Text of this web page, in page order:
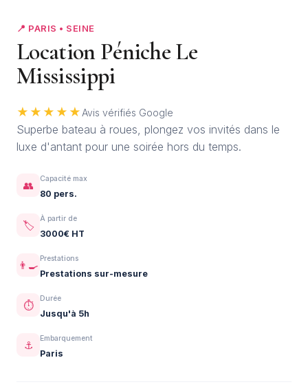
📍 PARIS • SEINE
Location Péniche Le
Mississippi
★★★★★ Avis vérifiés Google
Superbe bateau à roues, plongez vos invités dans le
luxe d'antant pour une soirée hors du temps.
👥 Capacité max
80 pers.
🏷️ À partir de
3000€ HT
👨‍🍳 Prestations
Prestations sur-mesure
⏱️ Durée
Jusqu'à 5h
⚓ Embarquement
Paris